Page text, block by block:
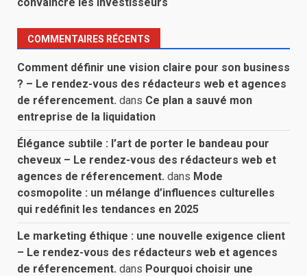
COMMENTAIRES RÉCENTS
Comment définir une vision claire pour son business
? – Le rendez-vous des rédacteurs web et agences
de réferencement. dans Ce plan a sauvé mon
entreprise de la liquidation
Élégance subtile : l’art de porter le bandeau pour
cheveux – Le rendez-vous des rédacteurs web et
agences de réferencement. dans Mode
cosmopolite : un mélange d’influences culturelles
qui redéfinit les tendances en 2025
Le marketing éthique : une nouvelle exigence client
– Le rendez-vous des rédacteurs web et agences
de réferencement. dans Pourquoi choisir une